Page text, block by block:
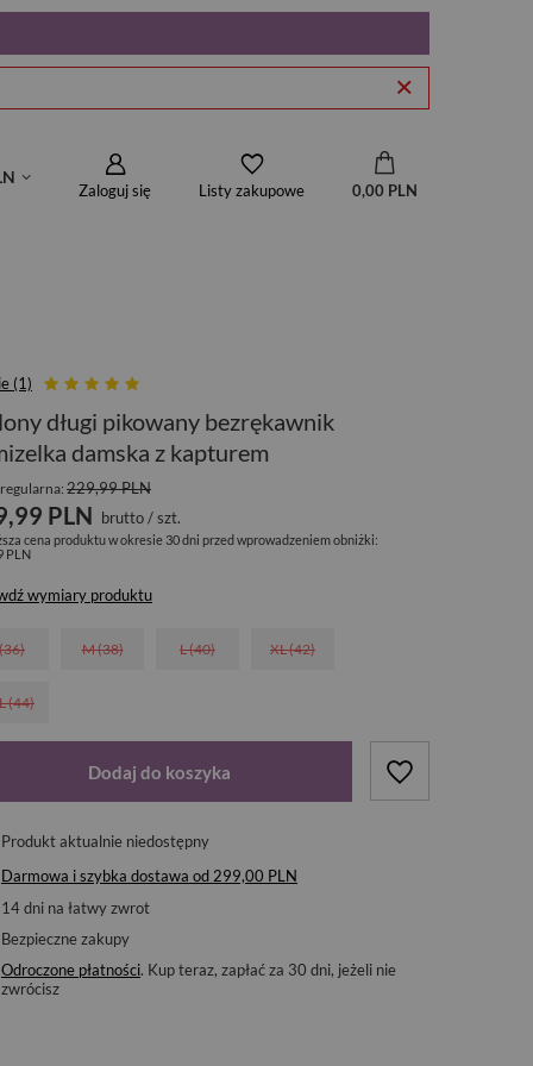
Zaloguj się Listy zakupowe 0,00 PLN
(1)
długi pikowany bezrękawnik
damska z kapturem
229,99 PLN
PLN brutto/szt.
cena produktu w okresie 30 dni przed wprowadzeniem obniżki:
PLN
wymiary produktu
M (38) L (40) XL (42)
(44)
Dodaj do koszyka
Produkt aktualnie niedostępny
Darmowa i szybka dostawa od 299,00 PLN
14dni na łatwy zwrot
Bezpieczne zakupy
Odroczone płatności. Kup teraz, zapłać za 30 dni, jeżeli nie
zwrócisz